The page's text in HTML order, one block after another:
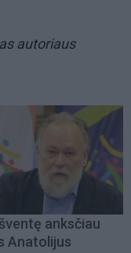
autoriaus
anksčiau
Anatolijus